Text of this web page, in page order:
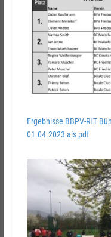
Ergebnisse BBPV-RLT
01.04.2023 als pdf